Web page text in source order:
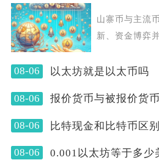
山寨币与主流
新、资金博弈
08-06 以太坊就是以太币吗
08-06 报价货币与被报价货
08-06 比特现金和比特币区
08-06 0.001以太坊等于多少